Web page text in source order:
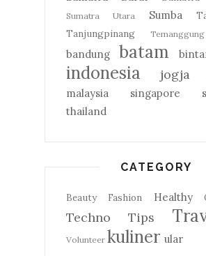
Sumatra Utara Sumba
Tanjungpinang
Temanggung
bandung batam
indonesia jogja
malaysia
singapore
thailand
CATEGORY
Beauty Fashion Healthy
Techno Tips
Volunteer kuliner ular